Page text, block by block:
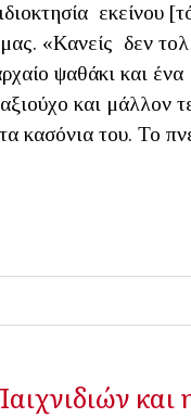
εκείνου
«Κανείς δεν
ψαθάκι και
και
κασόνια του. Το
και